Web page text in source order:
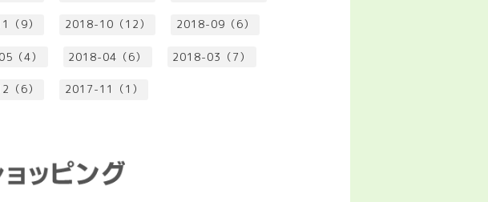
（9） 2018-10（12） 2018-09（6）
（4） 2018-04（6） 2018-03（7）
（6） 2017-11（1）